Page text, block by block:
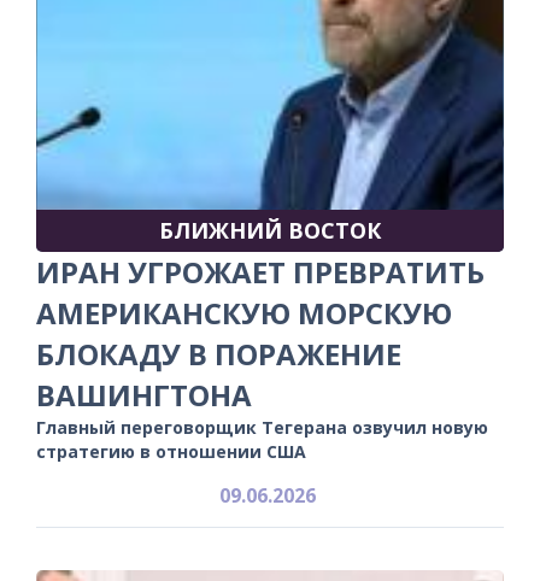
БЛИЖНИЙ ВОСТОК
ИРАН УГРОЖАЕТ ПРЕВРАТИТЬ
АМЕРИКАНСКУЮ МОРСКУЮ
БЛОКАДУ В ПОРАЖЕНИЕ
ВАШИНГТОНА
Главный переговорщик Тегерана озвучил новую
стратегию в отношении США
09.06.2026